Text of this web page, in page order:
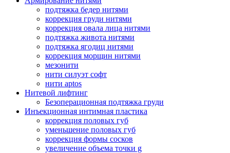
подтяжка бедер нитями
коррекция груди нитями
коррекция овала лица нитями
подтяжка живота нитями
подтяжка ягодиц нитями
коррекция морщин нитями
мезонити
нити силуэт софт
нити aptos
Нитевой лифтинг
Безоперационная подтяжка груди
Инъекционная интимная пластика
коррекция половых губ
уменьшение половых губ
коррекция формы сосков
увеличение объема точки g